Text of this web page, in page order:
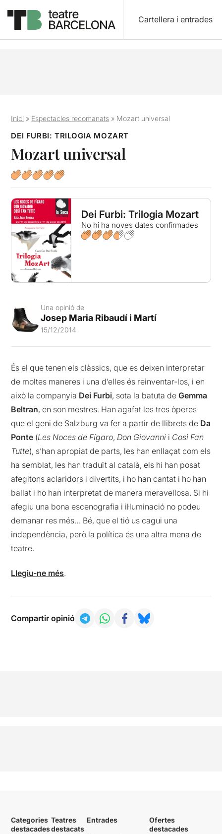
Cartellera i entrades
Inici » Espectacles recomanats » Mozart universal
DEI FURBI: TRILOGIA MOZART
Mozart universal
Dei Furbi: Trilogia Mozart
No hi ha noves dates confirmades
Una opinió de
Josep Maria Ribaudí i Martí
15/12/2014
És el que tenen els clàssics, que es deixen interpretar
de moltes maneres i una d’elles és reinventar-los, i en
això la companyia Dei Furbi, sota la batuta deGemma
Beltran, en son mestres. Han agafat les tres òperes
que el geni de Salzburg va fer a partir de llibrets de Da
Ponte (Les Noces de Fígaro, Don Giovanni i Così Fan
Tutte), s’han apropiat de parts, les han enllaçat com els
ha semblat, les han traduït al català, els hi han posat
afegitons aclaridors i divertits, i ho han cantat i ho han
ballat i ho han interpretat de manera meravellosa. Si hi
afegiu una bona escenografia i il·luminació no podeu
demanar res més… Bé, que el tió us cagui una
independència, però la política és una altra mena de
teatre.
Llegiu-ne més.
Compartir opinió
Categories
destacades
Teatres
destacats
Entrades
Ofertes
destacades